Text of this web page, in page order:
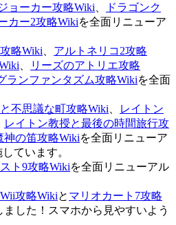
ョーカー攻略Wiki
ドラゴンク
カー2攻略Wikiを全面リニューア
略Wiki
アルトネリコ2攻略
リーズのアトリエ攻略
ランファンタズム攻略Wikiを全面
不思議な町攻略Wiki
レイトン
レイトン教授と最後の時間旅行攻
神の笛攻略Wikiを全面リニューア
ています。
ト9攻略Wikiを全面リニューアル
攻略Wikiと マリオカート7攻略
した！スマホから見やすいよう